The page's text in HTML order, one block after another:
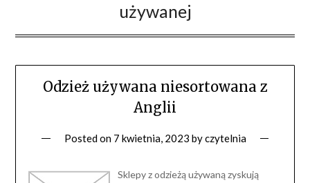
używanej
Odzież używana niesortowana z
Anglii
Posted on 7 kwietnia, 2023 byczytelnia
Sklepy z odzieżą używaną zyskują